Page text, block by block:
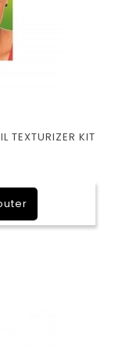
TEXTURIZER KIT